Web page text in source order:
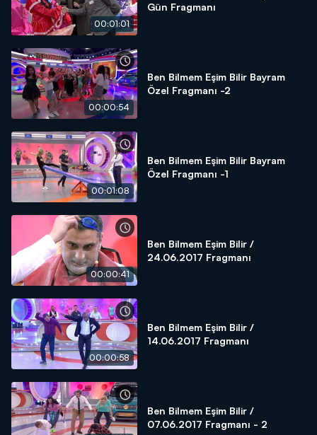
00:01:01
Gün Fragmanı
00:00:54
Ben Bilmem Eşim Bilir Bayram
Özel Fragmanı -2
00:01:08
Ben Bilmem Eşim Bilir Bayram
Özel Fragmanı -1
00:00:41
Ben Bilmem Eşim Bilir /
24.06.2017 Fragmanı
00:00:58
Ben Bilmem Eşim Bilir /
14.06.2017 Fragmanı
Ben Bilmem Eşim Bilir /
07.06.2017 Fragmanı - 2